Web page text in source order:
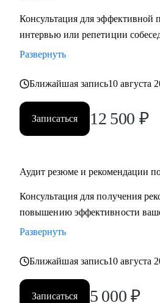
Консультация для эффективной
интервью или репетиции
Развернуть
Ближайшая запись10 августа
Записаться 12 500 ₽
Аудит резюме и рекомендации
Консультация для получения
повышению эффективности
Развернуть
Ближайшая запись10 августа
Записаться 5 000 ₽